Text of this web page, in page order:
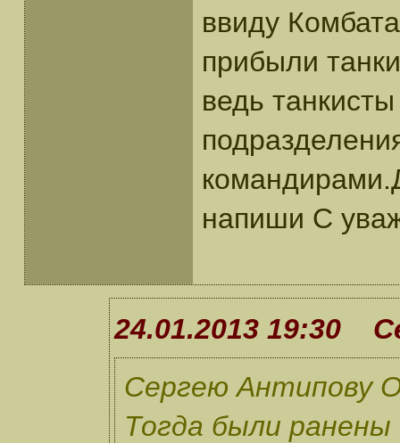
ввиду
прибыли
ведь
напиши С
24.01.2013 19:30
Сергею Антипову
Тогда были